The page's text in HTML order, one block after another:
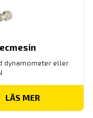
dynamometer eller
LÄS MER